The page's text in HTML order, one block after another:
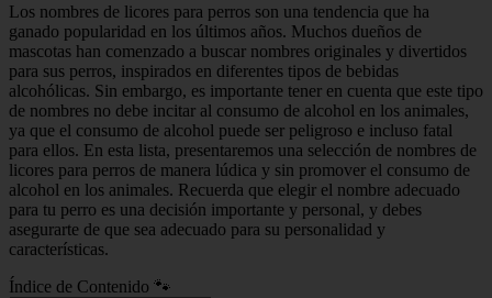
Los nombres de licores para perros son una tendencia que ha
ganado popularidad en los últimos años. Muchos dueños de
mascotas han comenzado a buscar nombres originales y divertidos
para sus perros, inspirados en diferentes tipos de bebidas
alcohólicas. Sin embargo, es importante tener en cuenta que este tipo
de nombres no debe incitar al consumo de alcohol en los animales,
ya que el consumo de alcohol puede ser peligroso e incluso fatal
para ellos. En esta lista, presentaremos una selección de nombres de
licores para perros de manera lúdica y sin promover el consumo de
alcohol en los animales. Recuerda que elegir el nombre adecuado
para tu perro es una decisión importante y personal, y debes
asegurarte de que sea adecuado para su personalidad y
características.
Índice de Contenido 🐾